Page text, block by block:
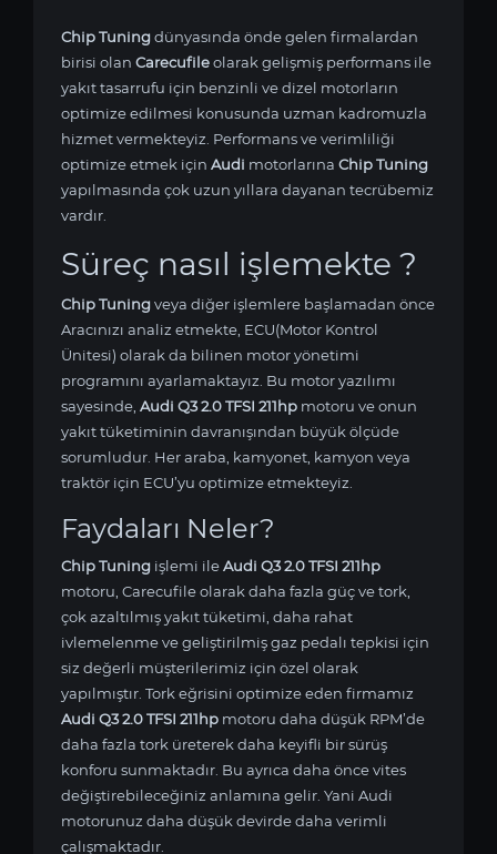
Chip Tuningdünyasında önde gelen firmalardan
birisi olan Carecufileolarak gelişmiş performans ile
yakıt tasarrufu için benzinli ve dizel motorların
optimize edilmesi konusunda uzman kadromuzla
hizmet vermekteyiz. Performans ve verimliliği
optimize etmek için Audi motorlarına Chip Tuning
yapılmasında çok uzun yıllara dayanan tecrübemiz
vardır.
Süreç nasıl işlemekte ?
Chip Tuningveya diğer işlemlere başlamadan önce
Aracınızı analiz etmekte, ECU(Motor Kontrol
Ünitesi) olarak da bilinen motor yönetimi
programını ayarlamaktayız. Bu motor yazılımı
sayesinde, Audi Q3 2.0 TFSI 211hp motoru ve onun
yakıt tüketiminin davranışından büyük ölçüde
sorumludur. Her araba, kamyonet, kamyon veya
traktör için ECU’yu optimize etmekteyiz.
Faydaları Neler?
Chip Tuning işlemi ileAudi Q3 2.0 TFSI 211hp
motoru, Carecufile olarak daha fazla güç ve tork,
çok azaltılmış yakıt tüketimi, daha rahat
ivlemelenme ve geliştirilmiş gaz pedalı tepkisi için
siz değerli müşterilerimiz için özel olarak
yapılmıştır. Tork eğrisini optimize eden firmamız
Audi Q3 2.0 TFSI 211hp motoru daha düşük RPM’de
daha fazla tork üreterek daha keyifli bir sürüş
konforu sunmaktadır. Bu ayrıca daha önce vites
değiştirebileceğiniz anlamına gelir. Yani Audi
motorunuz daha düşük devirde daha verimli
çalışmaktadır.